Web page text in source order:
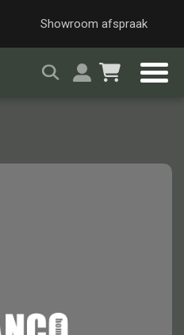
Snelle & veilige
Showroom afspraak